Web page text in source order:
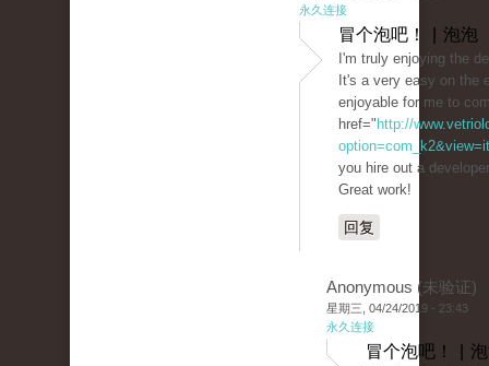
永久连接
冒个泡吧！ | 泡泡
I'm truly enjoying the
It's a very easy on the
enjoyable for me to
href=" http://
you hire out a
Great work!
回复
Anonymous (未验证)
星期三, 04/24/2019 - 23:43
永久连接
冒个泡吧！ |